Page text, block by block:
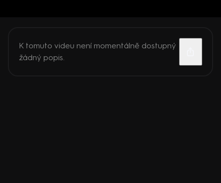
K tomuto videu není momentálně dostupný
žádný popis.